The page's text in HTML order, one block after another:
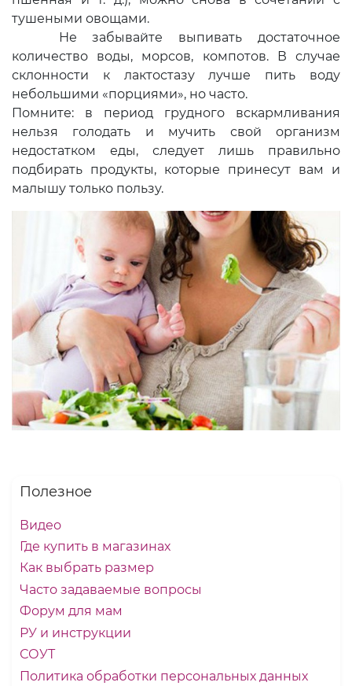
тушеными овощами.
Не забывайте выпивать достаточное
количество воды, морсов, компотов. В случае
склонности к лактостазу лучше пить воду
небольшими «порциями», но часто.
Помните: в период грудного вскармливания
нельзя голодать и мучить свой организм
недостатком еды, следует лишь правильно
подбирать продукты, которые принесут вам и
малышу только пользу.
Полезное
Видео
Где купить в магазинах
Как выбрать размер
Часто задаваемые вопросы
Форум для мам
РУ и инструкции
СОУТ
Политика обработки персональных данных